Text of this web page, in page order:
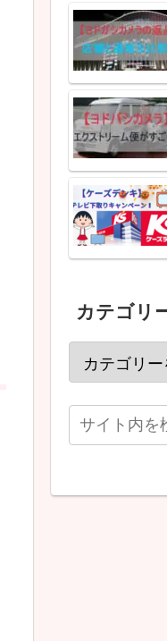
カテゴリ